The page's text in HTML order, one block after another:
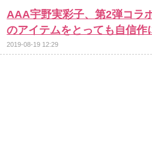
AAA宇野実彩子、第2弾コラ
のアイテムをとっても自信作
2019-08-19 12:29